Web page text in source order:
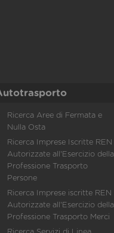
Ricerca Aree di Fermata e
Nulla Osta
Ricerca Imprese Iscritte REN
Autorizzate all'Esercizio della
Professione Trasporto
Persone
Ricerca Imprese iscritte REN
Autorizzate all'Esercizio della
Professione Trasporto Merci